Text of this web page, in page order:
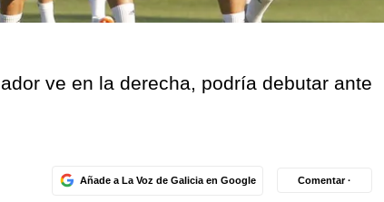
ve en la derecha, podría debutar ante
Añade a La Voz de Galicia en Google Comentar ·